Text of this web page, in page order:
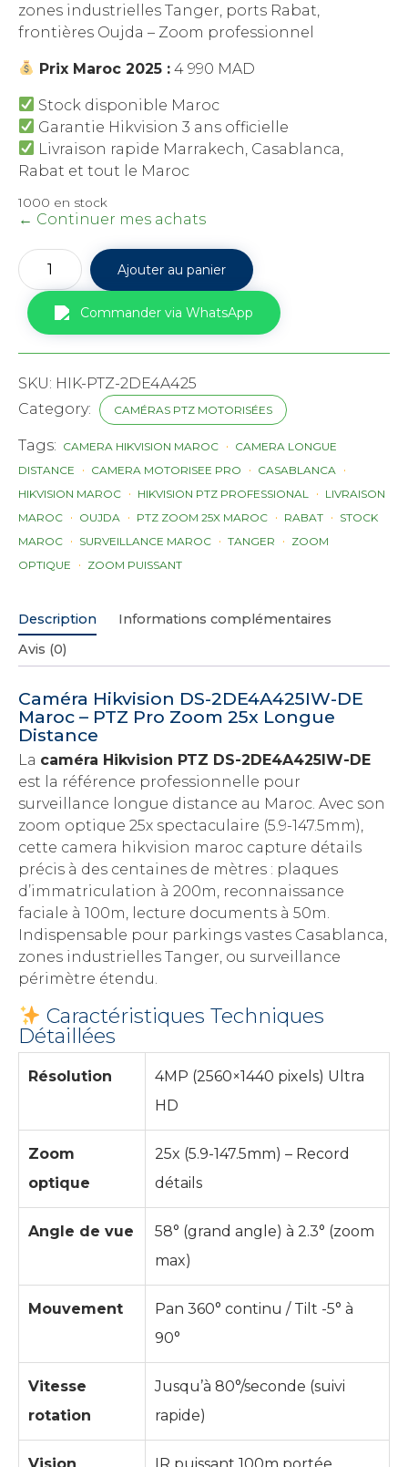
zones industrielles Tanger, ports Rabat,
frontières Oujda – Zoom professionnel
Prix Maroc 2025 : 4 990 MAD
Stock disponible Maroc
Garantie Hikvision 3 ans officielle
Livraison rapide Marrakech, Casablanca,
Rabat et tout le Maroc
1000 en stock
← Continuer mes achats
quantité
de
Caméra
Hikvision
PTZ
2DE4A425IW-
Zoom
25x
Ajouter au panier
Commander via WhatsApp
SKU: HIK-PTZ-2DE4A425
Category:
CAMÉRAS PTZ MOTORISÉES
Tags: CAMERA HIKVISION MAROC
CAMERA LONGUE
DISTANCE
CAMERA MOTORISEE PRO
CASABLANCA
HIKVISION MAROC
HIKVISION PTZ PROFESSIONAL
LIVRAISON
MAROC
OUJDA PTZ ZOOM 25X MAROC RABAT
STOCK
MAROC
SURVEILLANCE MAROC TANGER
ZOOM
OPTIQUE
ZOOM PUISSANT
Description
Informations complémentaires
Avis (0)
Caméra Hikvision DS-2DE4A425IW-DE
Maroc – PTZ Pro Zoom 25x Longue
Distance
La caméra Hikvision PTZ DS-2DE4A425IW-DE
est la référence professionnelle pour
surveillance longue distance au Maroc. Avec son
zoom optique 25x spectaculaire (5.9-147.5mm),
cette camera hikvision maroc capture détails
précis à des centaines de mètres : plaques
d’immatriculation à 200m, reconnaissance
faciale à 100m, lecture documents à 50m.
Indispensable pour parkings vastes Casablanca,
zones industrielles Tanger, ou surveillance
périmètre étendu.
Caractéristiques Techniques
Détaillées
Résolution
4MP (2560×1440 pixels) Ultra
HD
Zoom
optique
25x (5.9-147.5mm) – Record
détails
Angle de vue
58° (grand angle) à 2.3° (zoom
max)
Mouvement
Pan 360° continu / Tilt -5° à
90°
Vitesse
rotation
Jusqu’à 80°/seconde (suivi
rapide)